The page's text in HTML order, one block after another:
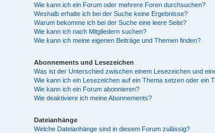
Wie kann ich ein Forum oder mehrere Foren durchsuchen?
Weshalb erhalte ich bei der Suche keine Ergebnisse?
Warum bekomme ich bei der Suche eine leere Seite?
Wie kann ich nach Mitgliedern suchen?
Wie kann ich meine eigenen Beiträge und Themen finden?
Abonnements und Lesezeichen
Was ist der Unterschied zwischen einem Lesezeichen und
Wie kann ich ein Lesezeichen auf ein Thema setzen oder ein
Wie kann ich ein Forum abonnieren?
Wie deaktiviere ich meine Abonnements?
Dateianhänge
Welche Dateianhänge sind in diesem Forum zulässig?